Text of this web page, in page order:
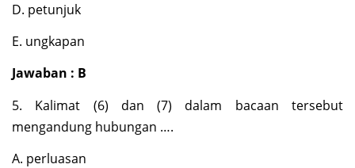
D. petunjuk
E. ungkapan
Jawaban : B
5. Kalimat (6) dan (7) dalam bacaan tersebut
mengandung hubungan ….
A. perluasan